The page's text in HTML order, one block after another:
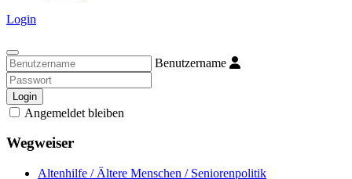
Login
Benutzername
Login
Angemeldet bleiben
Wegweiser
Altenhilfe / Ältere Menschen / Seniorenpolitik